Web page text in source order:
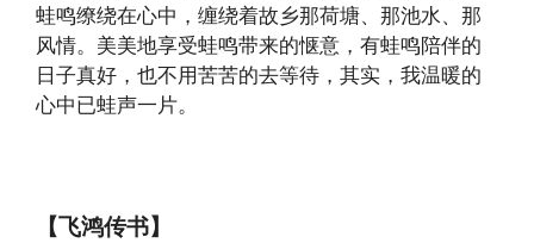
蛙鸣缭绕在心中，缠绕着故乡那荷塘、那池水、那
风情。美美地享受蛙鸣带来的惬意，有蛙鸣陪伴的
日子真好，也不用苦苦的去等待，其实，我温暖的
心中已蛙声一片。
【飞鸿传书】